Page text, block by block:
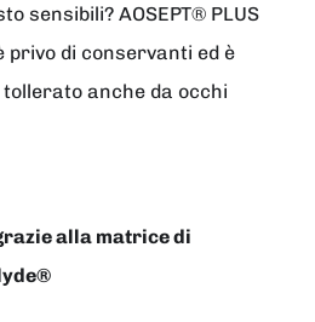
sensibili? AOSEPT® PLUS
privo di conservanti ed è
anche da occhi
alla matrice di